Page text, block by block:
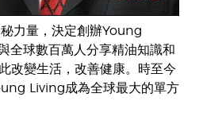
力量，決定創辦Young
全球數百萬人分享精油知識和
改變生活，改善健康。時至今
Living成為全球最大的單方